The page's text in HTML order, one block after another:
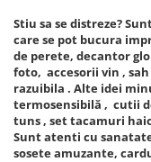
Stiu sa se distreze?
care se pot bucura
de perete, decantor
foto, accesorii vin ,
razuibila . Alte idei
termosensibilă , cutii
tuns , set tacamuri
Sunt atenti cu
sosete amuzante,